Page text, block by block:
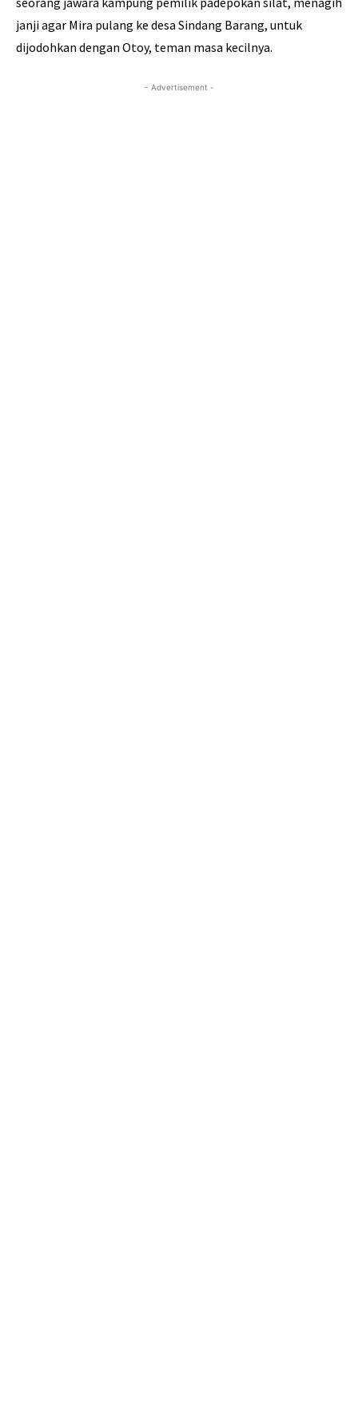
janji agar Mira pulang ke desa Sindang Barang, untuk
dijodohkan dengan Otoy, teman masa kecilnya.
- Advertisement -